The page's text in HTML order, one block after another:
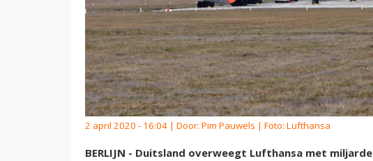
2 april 2020 - 16:04 | Door: Pim Pauwels | Foto: Lufthansa
BERLIJN - Duitsland overweegt Lufthansa met